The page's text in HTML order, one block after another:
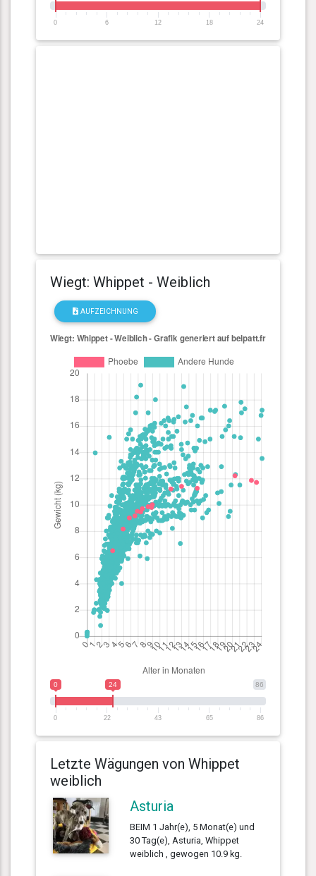
0 6 12 18 24
Wiegt: Whippet - Weiblich
AUFZEICHNUNG
86
0 24
0 22 43 65 86
Letzte Wägungen von Whippet
weiblich
Asturia
BEIM 1 Jahr(e), 5 Monat(e) und
30 Tag(e), Asturia, Whippet
weiblich , gewogen 10.9 kg.